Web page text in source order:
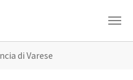
di Varese